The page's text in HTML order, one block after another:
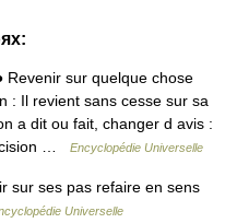
sur quelque chose
: Il revient sans cesse sur sa
a dit ou fait, changer d avis :
…
Encyclopédie Universelle
sur ses pas refaire en sens
Universelle